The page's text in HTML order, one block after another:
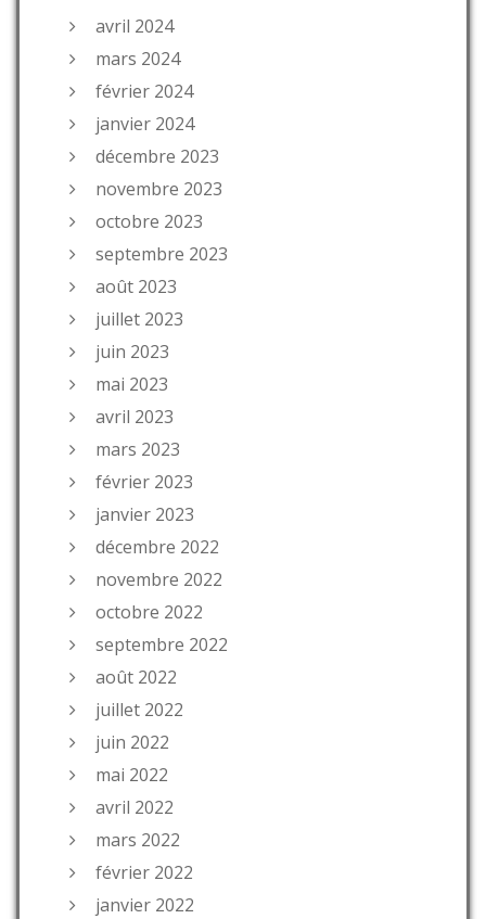
avril 2024
mars 2024
février 2024
janvier 2024
décembre 2023
novembre 2023
octobre 2023
septembre 2023
août 2023
juillet 2023
juin 2023
mai 2023
avril 2023
mars 2023
février 2023
janvier 2023
décembre 2022
novembre 2022
octobre 2022
septembre 2022
août 2022
juillet 2022
juin 2022
mai 2022
avril 2022
mars 2022
février 2022
janvier 2022